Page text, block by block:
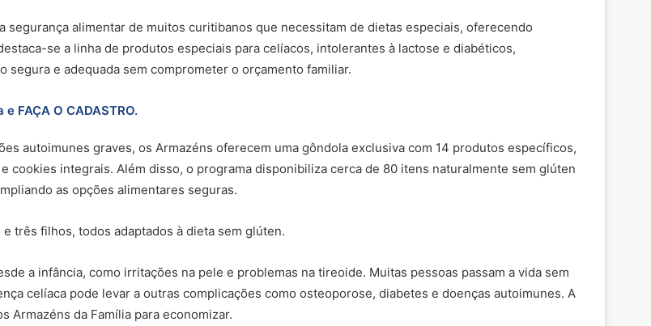
segurança alimentar de muitos curitibanos que necessitam de dietas especiais, oferecendo
se a linha de produtos especiais para celíacos, intolerantes à lactose e diabéticos,
segura e adequada sem comprometer o orçamento familiar.
FAÇA O CADASTRO.
autoimunes graves, os Armazéns oferecem uma gôndola exclusiva com 14 produtos específicos,
cookies integrais. Além disso, o programa disponibiliza cerca de 80 itens naturalmente sem glúten
as opções alimentares seguras.
três filhos, todos adaptados à dieta sem glúten.
a infância, como irritações na pele e problemas na tireoide. Muitas pessoas passam a vida sem
celíaca pode levar a outras complicações como osteoporose, diabetes e doenças autoimunes. A
Armazéns da Família para economizar.